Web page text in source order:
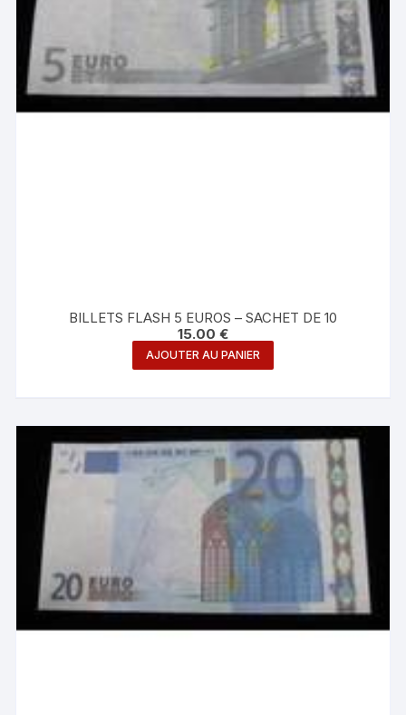
BILLETS FLASH 5 EUROS – SACHET DE 10
15.00 €
AJOUTER AU PANIER